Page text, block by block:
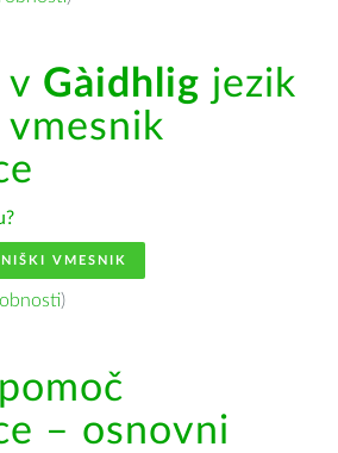
v Gàidhlig jezik
VMESNIK
)
– osnovni